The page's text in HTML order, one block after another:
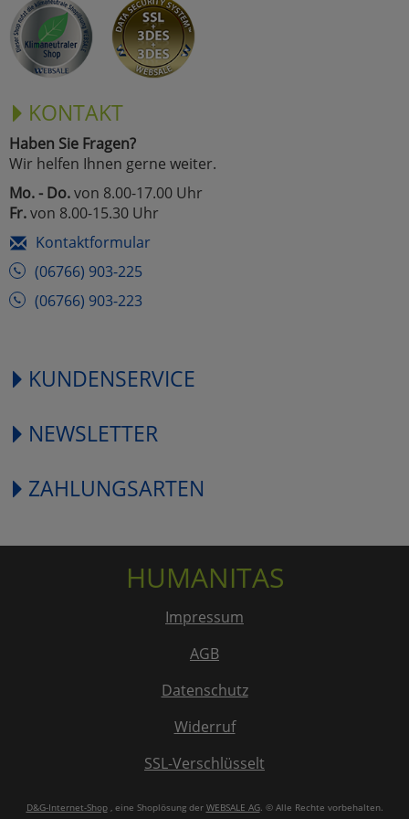
KONTAKT
Haben Sie Fragen?
Wir helfen Ihnen gerne weiter.
Mo. - Do.von 8.00-17.00 Uhr
Fr.von 8.00-15.30 Uhr
Kontaktformular
(06766) 903-225
(06766) 903-223
KUNDENSERVICE
NEWSLETTER
ZAHLUNGSARTEN
HUMANITAS
Impressum
AGB
Datenschutz
Widerruf
SSL-Verschlüsselt
D&G-Internet-Shop, eine Shoplösung der WEBSALE AG. © Alle Rechte vorbehalten.
Marketing
Alle Akzeptieren
Cookies
Einstellungen speichern